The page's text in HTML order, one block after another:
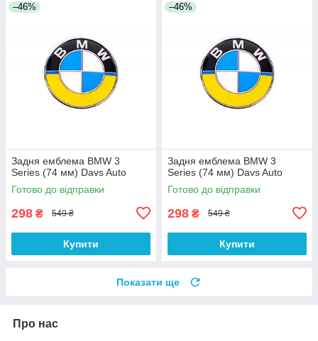
–46%
Задня емблема BMW 3
Series (74 мм) Davs Auto
Готово до відправки
298 ₴ 549 ₴
Купити
–46%
Задня емблема BMW 3
Series (74 мм) Davs Auto
Готово до відправки
298 ₴ 549 ₴
Купити
Показати ще
Про нас